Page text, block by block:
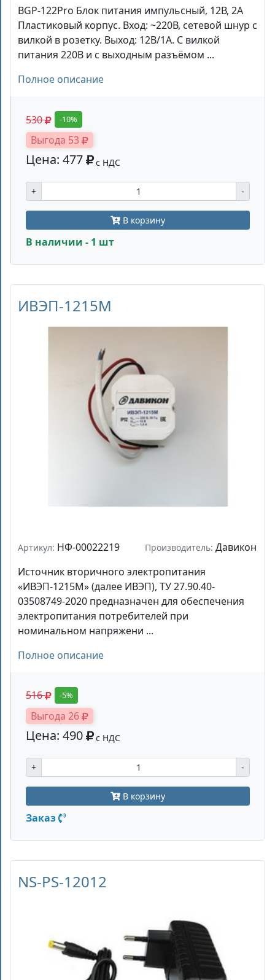
BGP-122Pro Блок питания импульсный, 12В, 2А
Пластиковый корпус. Вход: ~220В, сетевой шнур с
вилкой в розетку. Выход: 12В/1А. С вилкой
питания 220В и с выходным разъёмом ...
Полное описание
530 -10%
Выгода 53
Цена: 477 с НДС
+ -
В корзину
В наличии - 1 шт
ИВЭП-1215M
Артикул: НФ-00022219 Производитель: Давикон
Источник вторичного электропитания
«ИВЭП-1215M» (далее ИВЭП), ТУ 27.90.40-
03508749-2020 предназначен для обеспечения
электропитания потребителей при
номинальном напряжени ...
Полное описание
516 -5%
Выгода 26
Цена: 490 с НДС
+ -
В корзину
Заказ
NS-PS-12012